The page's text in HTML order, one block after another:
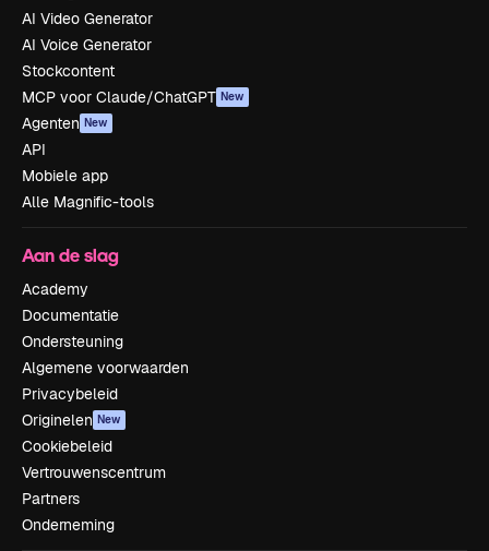
AI Video Generator
AI Voice Generator
Stockcontent
MCP voor Claude/ChatGPT New
Agenten New
API
Mobiele app
Alle Magnific-tools
Aan de slag
Academy
Documentatie
Ondersteuning
Algemene voorwaarden
Privacybeleid
Originelen New
Cookiebeleid
Vertrouwenscentrum
Partners
Onderneming